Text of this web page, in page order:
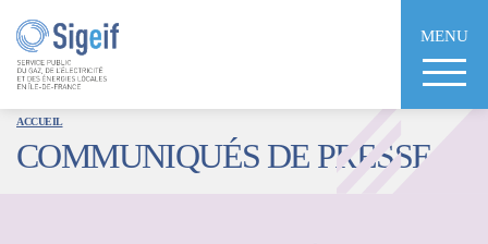
contenu
principal
MENU
ACCUEIL
COMMUNIQUÉS DE PRESSE